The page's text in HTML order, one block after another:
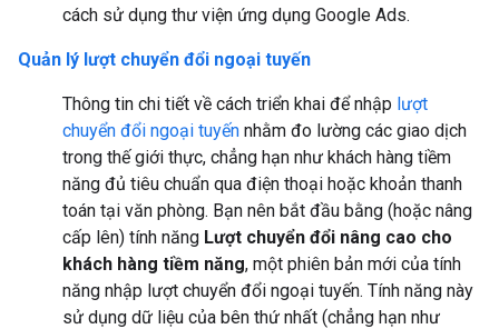
cách sử dụng thư viện ứng dụng Google Ads.
Quản lý lượt chuyển đổi ngoại tuyến
Thông tin chi tiết về cách triển khai để nhập lượt
chuyển đổi ngoại tuyến nhằm đo lường các giao dịch
trong thế giới thực, chẳng hạn như khách hàng tiềm
năng đủ tiêu chuẩn qua điện thoại hoặc khoản thanh
toán tại văn phòng. Bạn nên bắt đầu bằng (hoặc nâng
cấp lên) tính năng Lượt chuyển đổi nâng cao cho
khách hàng tiềm năng, một phiên bản mới của tính
năng nhập lượt chuyển đổi ngoại tuyến. Tính năng này
sử dụng dữ liệu của bên thứ nhất (chẳng hạn như